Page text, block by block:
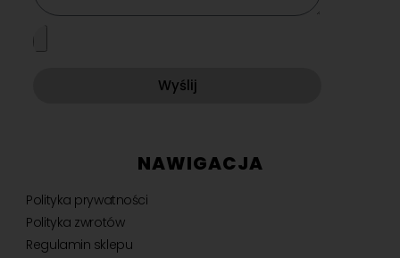
Wyślij
NAWIGACJA
Polityka prywatności
Polityka zwrotów
Regulamin sklepu